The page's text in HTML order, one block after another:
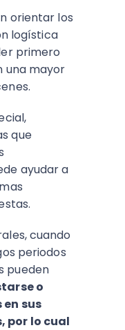
orientar los
logística
primero
una mayor
que
ayudar a
cuando
periodos
pueden
o
sus
por lo cual